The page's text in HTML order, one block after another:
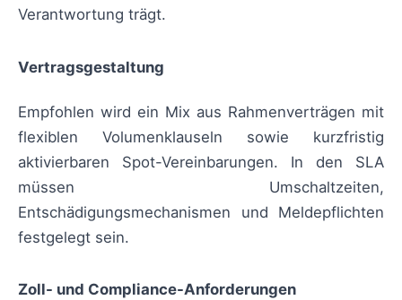
Verantwortung trägt.
Vertragsgestaltung
Empfohlen wird ein Mix aus Rahmenverträgen mit
flexiblen Volumenklauseln sowie kurzfristig
aktivierbaren Spot-Vereinbarungen. In den SLA
müssen Umschaltzeiten,
Entschädigungsmechanismen und Meldepflichten
festgelegt sein.
Zoll- und Compliance-Anforderungen